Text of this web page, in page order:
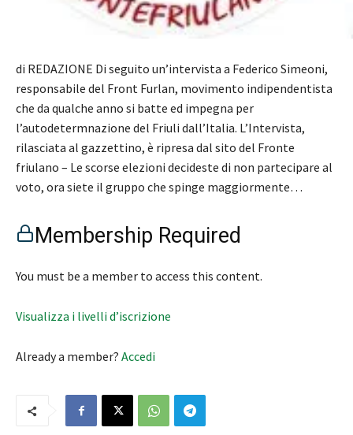
di REDAZIONE Di seguito un’intervista a Federico Simeoni,
responsabile del Front Furlan, movimento indipendentista
che da qualche anno si batte ed impegna per
l’autodetermnazione del Friuli dall’Italia. L’Intervista,
rilasciata al gazzettino, è ripresa dal sito del Fronte
friulano – Le scorse elezioni decideste di non partecipare al
voto, ora siete il gruppo che spinge maggiormente…
Membership Required
You must be a member to access this content.
Visualizza i livelli d’iscrizione
Already a member? Accedi